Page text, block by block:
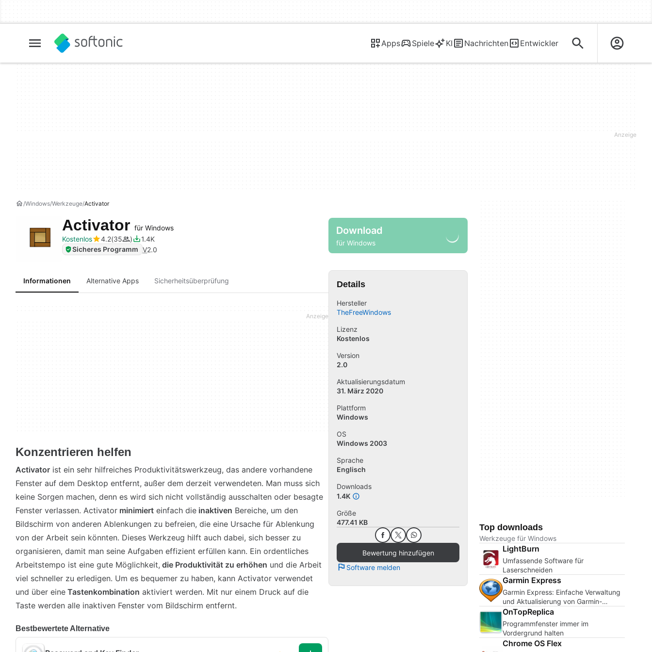
Apps Spiele KI Nachrichten Entwickler
Windows Werkzeuge Activator
Activator für Windows
Kostenlos
4.2 35
1.4K
Sicheres Programm V2.0
Download
für Windows
Informationen Alternative Apps Sicherheitsüberprüfung
Konzentrieren helfen
Activator ist ein sehr hilfreiches Produktivitätswerkzeug, das andere vorhandene
Fenster auf dem Desktop entfernt, außer dem derzeit verwendeten. Man muss sich
keine Sorgen machen, denn es wird sich nicht vollständig ausschalten oder besagte
Fenster verlassen. Activator minimiert einfach die inaktiven Bereiche, um den
Bildschirm von anderen Ablenkungen zu befreien, die eine Ursache für Ablenkung
von der Arbeit sein könnten. Dieses Werkzeug hilft auch dabei, sich besser zu
organisieren, damit man seine Aufgaben effizient erfüllen kann. Ein ordentliches
Arbeitstempo ist eine gute Möglichkeit, die Produktivität zu erhöhen und die Arbeit
viel schneller zu erledigen. Um es bequemer zu haben, kann Activator verwendet
und über eine Tastenkombination aktiviert werden. Mit nur einem Druck auf die
Taste werden alle inaktiven Fenster vom Bildschirm entfernt.
Bestbewertete Alternative
Details
Hersteller
TheFreeWindows
Lizenz
Kostenlos
Version
2.0
Aktualisierungsdatum
31. März 2020
Plattform
Windows
OS
Windows 2003
Sprache
Englisch
Downloads
1.4K
Größe
477.41 KB
Bewertung hinzufügen
Software melden
Top downloads
Werkzeuge für Windows
LightBurn
Umfassende Software für
Laserschneiden
Garmin Express
Garmin Express: Einfache Verwaltung
und Aktualisierung von Garmin-
Geräten
OnTopReplica
Programmfenster immer im
Vordergrund halten
Chrome OS Flex